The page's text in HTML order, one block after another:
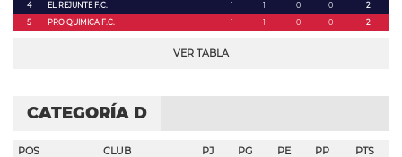
4
EL REJUNTE F.C. 1 1 0 0
2
5
PRO QUIMICA F.C. 1 1 0 0 2
VER TABLA
CATEGORÍA D
POS CLUB PJ PG PE PP PTS